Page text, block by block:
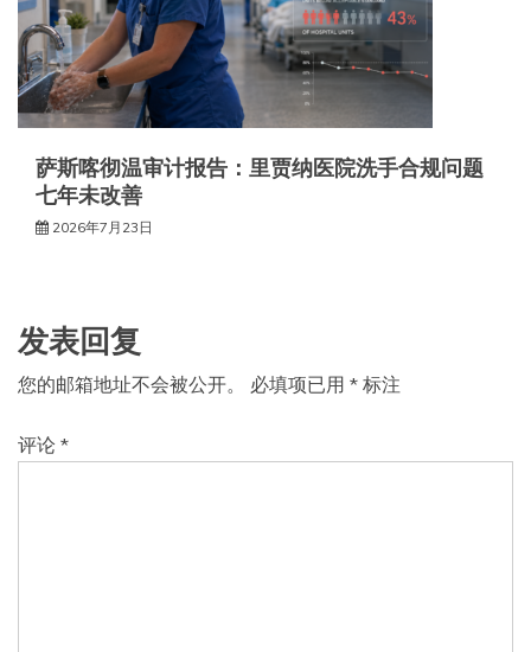
萨斯喀彻温审计报告：里贾纳医院洗手合规问题
七年未改善
2026年7月23日
发表回复
您的邮箱地址不会被公开。 必填项已用 * 标注
评论 *